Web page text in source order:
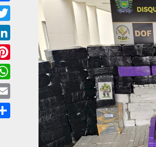
Pinterest
WhatsApp
Compartilhar